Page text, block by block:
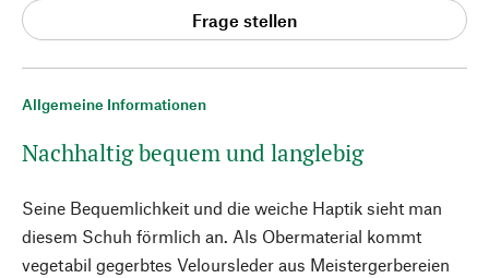
Allgemeine Informationen
Nachhaltig bequem und langlebig
Seine Bequemlichkeit und die weiche Haptik sieht man
diesem Schuh förmlich an. Als Obermaterial kommt
vegetabil gegerbtes Veloursleder aus Meistergerbereien
Frage stellen